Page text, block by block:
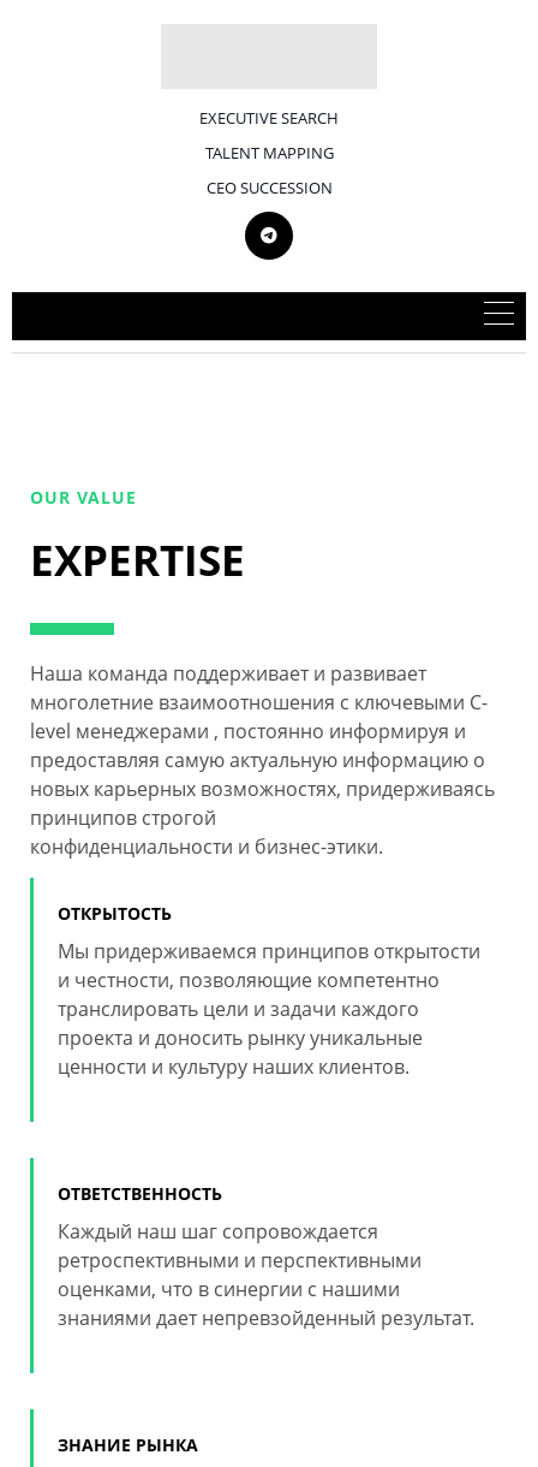
EXECUTIVE SEARCH
TALENT MAPPING
CEO SUCCESSION
OUR VALUE
EXPERTISE
Наша команда поддерживает и развивает
многолетние взаимоотношения с ключевыми С-
level менеджерами , постоянно информируя и
предоставляя самую актуальную информацию о
новых карьерных возможностях, придерживаясь
принципов строгой
конфиденциальности и бизнес-этики.
ОТКРЫТОСТЬ
Мы придерживаемся принципов открытости
и честности, позволяющие компетентно
транслировать цели и задачи каждого
проекта и доносить рынку уникальные
ценности и культуру наших клиентов.
ОТВЕТСТВЕННОСТЬ
Каждый наш шаг сопровождается
ретроспективными и перспективными
оценками, что в синергии с нашими
знаниями дает непревзойденный результат.
ЗНАНИЕ РЫНКА